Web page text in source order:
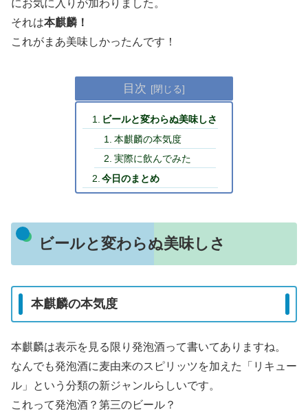
にお気に入りが加わりました。
それは本麒麟！
これがまあ美味しかったんです！
目次
ビールと変わらぬ美味しさ
本麒麟の本気度
実際に飲んでみた
今日のまとめ
ビールと変わらぬ美味しさ
本麒麟の本気度
本麒麟は表示を見る限り発泡酒って書いてありますね。
なんでも発泡酒に麦由来のスピリッツを加えた「リキュー
ル」という分類の新ジャンルらしいです。
これって発泡酒？第三のビール？